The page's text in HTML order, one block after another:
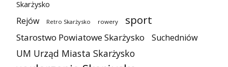
Skarżysko
Rejów Retro Skarżysko rowery sport
Starostwo Powiatowe Skarżysko Suchedniów
UM Urząd Miasta Skarżysko